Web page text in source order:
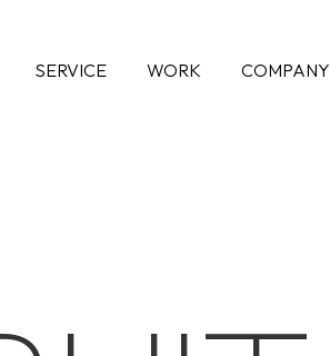
SERVICE WORK COMPANY